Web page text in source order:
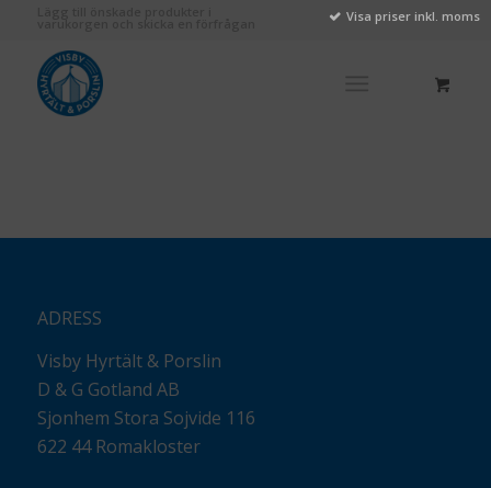
Visa priser inkl. moms
ADRESS
Visby Hyrtält & Porslin
D & G Gotland AB
Sjonhem Stora Sojvide 116
622 44 Romakloster